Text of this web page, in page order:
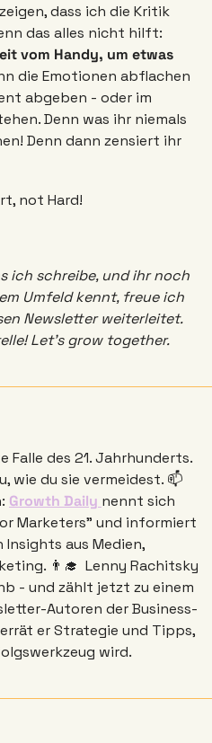
dass ich die Kritik
das alles nicht hilft:
vom Handy, um etwas
die Emotionen abflachen
abgeben - oder im
Denn was ihr niemals
Denn dann zensiert ihr
not Hard!
ich schreibe, und ihr noch
Umfeld kennt, freue ich
Newsletter weiterleitet.
Let’s grow together.
des 21. Jahrhunderts.
wie du sie vermeidest. 📫
Growth Daily nennt sich
Marketers” und informiert
aus Medien,
👨‍🎓 Lenny Rachitsky
- und zählt jetzt zu einem
Autoren der Business-
er Strategie und Tipps,
wird.